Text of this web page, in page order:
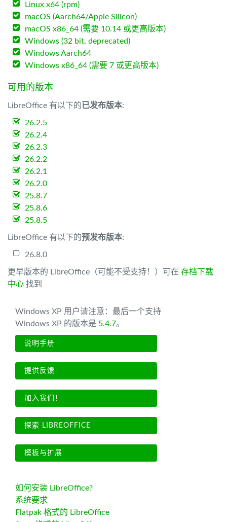
Linux x64 (rpm)
macOS (Aarch64/Apple Silicon)
macOS x86_64 (需要 10.14 或更高版本)
Windows (32 bit, deprecated)
Windows Aarch64
Windows x86_64 (需要 7 或更高版本)
可用的版本
LibreOffice 有以下的已发布版本:
26.2.5
26.2.4
26.2.3
26.2.2
26.2.1
26.2.0
25.8.7
25.8.6
25.8.5
LibreOffice 有以下的预发布版本:
26.8.0
更早版本的 LibreOffice（可能不受支持！）可在 存档下载
中心 找到
Windows XP 用户请注意：最后一个支持
Windows XP 的版本是 5.4.7。
说明手册
提供反馈
加入我们！
探索 LIBREOFFICE
模板与扩展
如何安装 LibreOffice?
系统要求
Flatpak 格式的 LibreOffice